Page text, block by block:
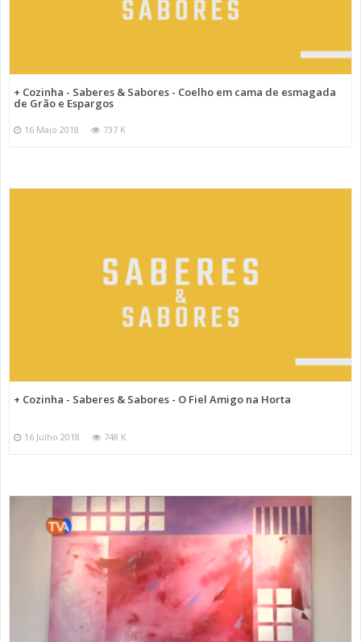
+ Cozinha - Saberes & Sabores - Coelho em cama de esmagada
de Grão e Espargos
16 Maio 2018 737 K
+ Cozinha - Saberes & Sabores - O Fiel Amigo na Horta
16 Julho 2018 748 K